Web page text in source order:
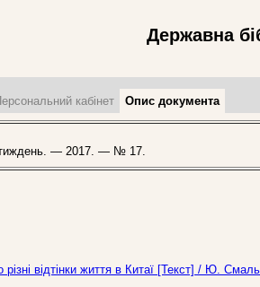
Державна
кабінет Опис документа
— 2017. — № 17.
різні відтінки життя в Китаї [Текст] / Ю.